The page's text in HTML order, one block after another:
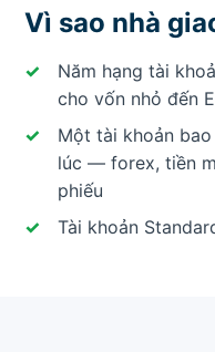
Vì sao nhà
Năm hạng tài
cho vốn nhỏ đến
Một tài khoản
lúc — forex, tiền
phiếu
Tài khoản